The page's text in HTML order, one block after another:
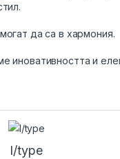
да са в хармония.
и
l/type